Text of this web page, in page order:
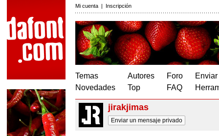
Mi cuenta | Inscripción
Temas
Novedades
Autores
Top
Foro
FAQ
jirakjimas
Enviar un mensaje privado